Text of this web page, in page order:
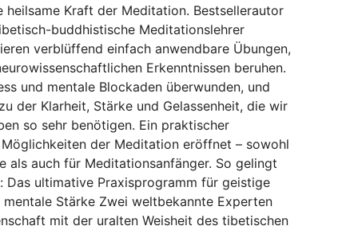
Kraft der Meditation. Bestsellerautor
buddhistische Meditationslehrer
verblüffend einfach anwendbare Übungen,
Erkenntnissen beruhen.
und mentale Blockaden überwunden, und
der Klarheit, Stärke und Gelassenheit, die wir
so sehr benötigen. Ein praktischer
der Meditation eröffnet – sowohl
als auch für Meditationsanfänger. So gelingt
Das ultimative Praxisprogramm für geistige
mentale Stärke Zwei weltbekannte Experten
mit der uralten Weisheit des tibetischen